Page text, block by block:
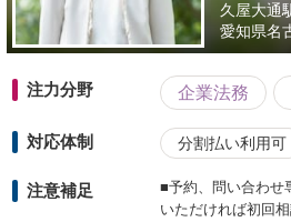
久屋大通
愛知県名
注力分野 企業法務
対応体制 分割払い利用可
注意補足
■予約、問い合わせ
いただければ初回